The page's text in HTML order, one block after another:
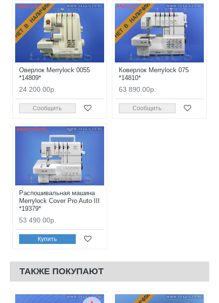
НЕТ В НАЛИЧИИ
Оверлок Merrylock 0055
*14809*
24 200.00р.
Сообщить
НЕТ В НАЛИЧИИ
Коверлок Merrylock 075
*14810*
63 890.00р.
Сообщить
Распошивальная машина
Merrylock Cover Pro Auto III
*19379*
53 490.00р.
Купить
ТАКЖЕ ПОКУПАЮТ